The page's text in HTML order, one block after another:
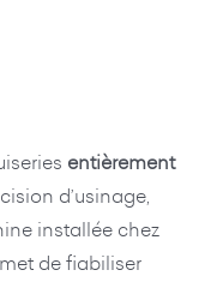
entièrement
d’usinage,
installée chez
de fiabiliser